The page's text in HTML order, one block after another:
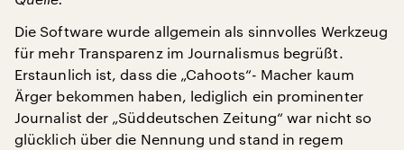
Die Software wurde allgemein als sinnvolles Werkzeug
für mehr Transparenz im Journalismus begrüßt.
Erstaunlich ist, dass die „Cahoots“- Macher kaum
Ärger bekommen haben, lediglich ein prominenter
Journalist der „Süddeutschen Zeitung“ war nicht so
glücklich über die Nennung und stand in regem